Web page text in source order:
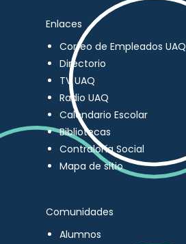
Enlaces
Correo de Empleados UAQ
Directorio
TV UAQ
Radio UAQ
Calendario Escolar
Bibliotecas
Contraloría Social
Mapa de sitio
Comunidades
Alumnos